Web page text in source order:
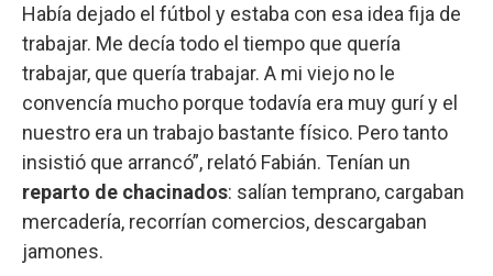
Había dejado el fútbol y estaba con esa idea fija de
trabajar. Me decía todo el tiempo que quería
trabajar, que quería trabajar. A mi viejo no le
convencía mucho porque todavía era muy gurí y el
nuestro era un trabajo bastante físico. Pero tanto
insistió que arrancó”, relató Fabián. Tenían un
reparto de chacinados: salían temprano, cargaban
mercadería, recorrían comercios, descargaban
jamones.